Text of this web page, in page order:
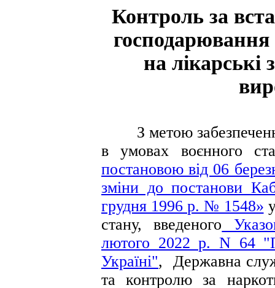
Контроль за
господарювання
на лікарські
З метою забезпечення
в умовах воєнного
постановою від 06
зміни до постанови
грудня 1996 р. № 1548»
стану, введеного
лютого 2022 р. N 64
Україні", Державна
та контролю за